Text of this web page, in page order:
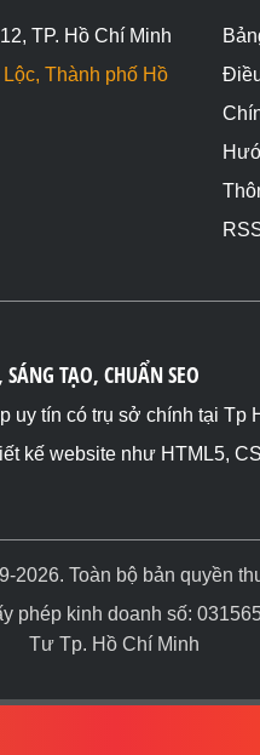
TP. Hồ Chí Minh
Thành phố Hồ
TẠO, CHUẨN SEO
uy tín có trụ sở chính tại
kế website như HTML5,
2026. Toàn bộ bản quyền
phép kinh doanh số:
Tư Tp. Hồ Chí Minh